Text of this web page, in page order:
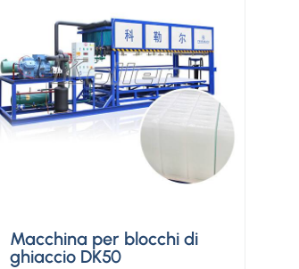
Macchina per blocchi di
ghiaccio DK50